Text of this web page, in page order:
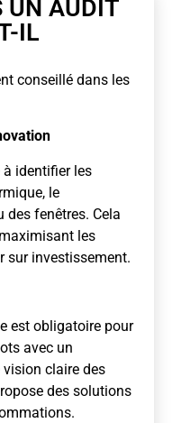
UN AUDIT
IL
conseillé dans les
à identifier les
le
fenêtres. Cela
les
sur investissement.
est obligatoire pour
avec un
claire des
des solutions